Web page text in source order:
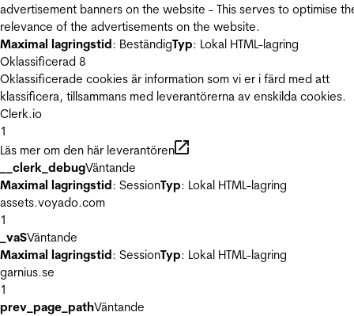
advertisement banners on the website - This serves to optimise
relevance of the advertisements on the website.
Maximal lagringstid: BeständigTyp: Lokal HTML-lagring
Oklassificerad 8
Oklassificerade cookies är information som vi er i färd med att
klassificera, tillsammans med leverantörerna av enskilda cookies.
Clerk.io
1
Läs mer om den här leverantören
__clerk_debugVäntande
Maximal lagringstid: SessionTyp: Lokal HTML-lagring
assets.voyado.com
1
_vaSVäntande
Maximal lagringstid: SessionTyp: Lokal HTML-lagring
garnius.se
1
prev_page_pathVäntande